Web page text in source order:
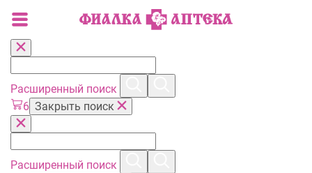
Расширенный поиск
6 Закрыть поиск
Расширенный поиск